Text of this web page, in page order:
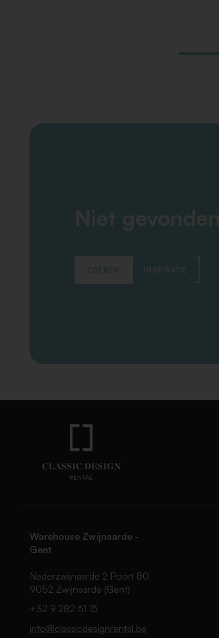
Niet
ZOEKEN INSPIRATIE
Warehouse Zwijnaarde -
Gent
Nederzwijnaarde 2 Poort 80
9052 Zwijnaarde (Gent)
+32 9 282 51 15
info@classicdesignrental.be